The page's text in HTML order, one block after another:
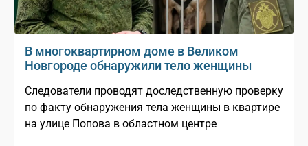
В многоквартирном доме в Великом
Новгороде обнаружили тело женщины
Следователи проводят доследственную проверку
по факту обнаружения тела женщины в квартире
на улице Попова в областном центре